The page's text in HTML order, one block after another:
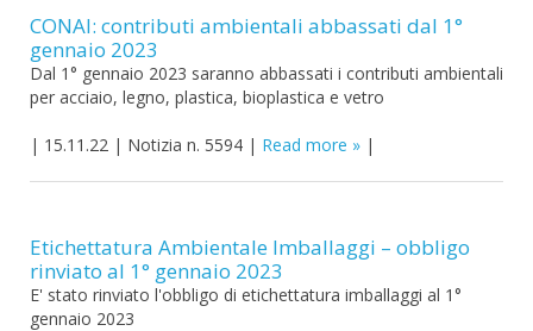
CONAI: contributi ambientali abbassati dal 1°
gennaio 2023
Dal 1° gennaio 2023 saranno abbassati i contributi ambientali
per acciaio, legno, plastica, bioplastica e vetro
| 15.11.22 | Notizia n. 5594 | Read more |
Etichettatura Ambientale Imballaggi – obbligo
rinviato al 1° gennaio 2023
E' stato rinviato l'obbligo di etichettatura imballaggi al 1°
gennaio 2023